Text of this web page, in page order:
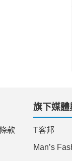
款
旗下媒體
T客邦
Man’s